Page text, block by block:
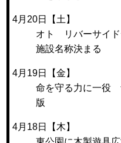
4月20日【土】
オト リバーサイ
施設名称決まる
4月19日【金】
命を守る力に一役
版
4月18日【木】